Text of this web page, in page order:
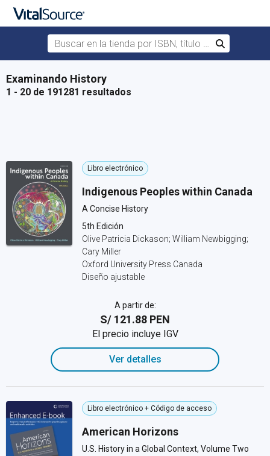
Saltar al contenido principal
Buscar en la tienda por ISBN, título o autor
Buscar
Examinando History
1 - 20 de 191281 resultados
Libro electrónico
Indigenous Peoples within Canada
A Concise History
5th Edición
Olive Patricia Dickason; William Newbigging;
Cary Miller
Oxford University Press Canada
Diseño ajustable
A partir de:
S/ 121.88 PEN
El precio incluye IGV
Ver detalles
Libro electrónico + Código de acceso
American Horizons
U.S. History in a Global Context, Volume Two